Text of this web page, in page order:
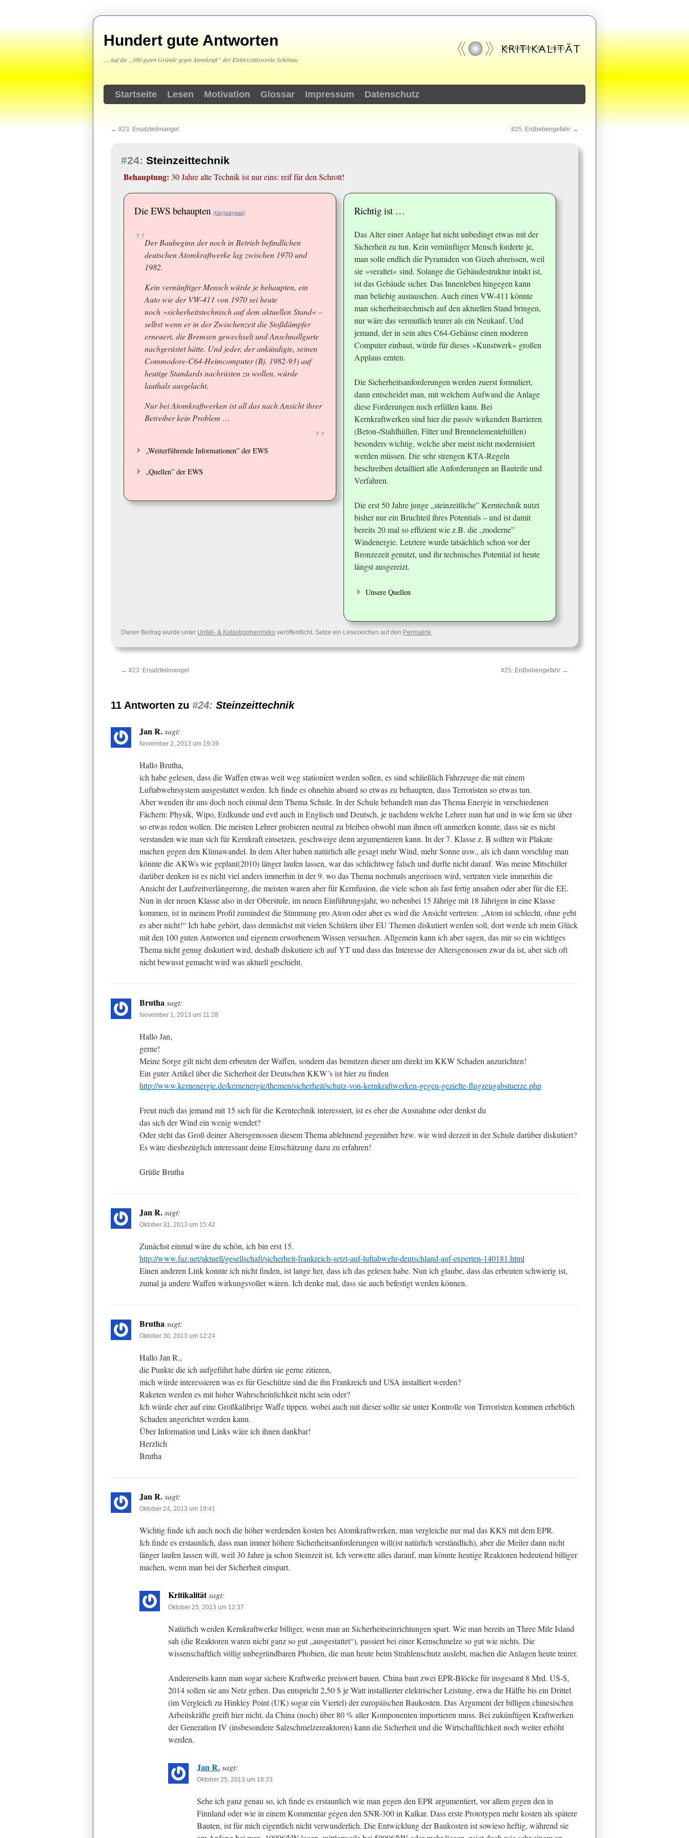
Hundert gute Antworten
… auf die „100 guten Gründe gegen Atomkraft” der Elektrizitätswerke Schönau
Springe
Inhalt
Startseite Lesen Motivation Glossar Impressum Datenschutz
← #23: Ersatzteilmangel #25:Erdbebengefahr →
#24: Steinzeittechnik
Behauptung: 30 Jahre alte Technik ist nur eins: reif für den Schrott!
Die EWS behaupten(Originalgrund)
Der Baubeginn der noch in Betrieb befindlichen
deutschen Atomkraftwerke lag zwischen 1970 und
1982.
Kein vernünftiger Mensch würde je behaupten, ein
Auto wie der VW-411 von 1970 sei heute
noch »sicherheitstechnisch auf dem aktuellen Stand« –
selbst wenn er in der Zwischenzeit die Stoßdämpfer
erneuert, die Bremsen gewechselt und Anschnallgurte
nachgerüstet hätte. Und jeder, der ankündigte, seinen
Commodore-C64-Heimcomputer (Bj. 1982-93) auf
heutige Standards nachrüsten zu wollen, würde
lauthals ausgelacht.
Nur bei Atomkraftwerken ist all das nach Ansicht ihrer
Betreiber kein Problem …
„Weiterführende Informationen” der EWS
„Quellen” der EWS
Richtig ist …
Das Alter einer Anlage hat nicht unbedingt etwas mit der
Sicherheit zu tun. Kein vernünftiger Mensch forderte je,
man solle endlich die Pyramiden von Gizeh abreissen, weil
sie »veraltet« sind. Solange die Gebäudestruktur intakt ist,
ist das Gebäude sicher. Das Innenleben hingegen kann
man beliebig austauschen. Auch einen VW-411 könnte
man sicherheitstechnisch auf den aktuellen Stand bringen,
nur wäre das vermutlich teurer als ein Neukauf. Und
jemand, der in sein altes C64-Gehäuse einen moderen
Computer einbaut, würde für dieses »Kunstwerk« großen
Applaus ernten.
Die Sicherheitsanforderungen werden zuerst formuliert,
dann entscheidet man, mit welchem Aufwand die Anlage
diese Forderungen noch erfüllen kann. Bei
Kernkraftwerken sind hier die passiv wirkenden Barrieren
(Beton-/Stahlhüllen, Filter und Brennelementehüllen)
besonders wichtig, welche aber meist nicht modernisiert
werden müssen. Die sehr strengen KTA-Regeln
beschreiben detailliert alle Anforderungen an Bauteile und
Verfahren.
Die erst 50 Jahre junge „steinzeitliche” Kerntechnik nutzt
bisher nur ein Bruchteil ihres Potentials – und ist damit
bereits 20 mal so effizient wie z.B. die „moderne”
Windenergie. Letztere wurde tatsächlich schon vor der
Bronzezeit genutzt, und ihr technisches Potential ist heute
längst ausgereizt.
Unsere Quellen
Dieser Beitrag wurde unter Unfall- & Katastrophenrisiko veröffentlicht. Setze ein Lesezeichen auf den Permalink.
← #23: Ersatzteilmangel #25:Erdbebengefahr →
11 Antworten zu#24: Steinzeittechnik
Jan R.sagt:
November 2, 2013 um 19:39
Hallo Brutha,
ich habe gelesen, dass die Waffen etwas weit weg stationiert werden sollen, es sind schließlich Fahrzeuge die mit einem
Luftabwehrsystem ausgestattet werden. Ich finde es ohnehin absurd so etwas zu behaupten, dass Terroristen so etwas tun.
Aber wenden ihr uns doch noch einmal dem Thema Schule. In der Schule behandelt man das Thema Energie in verschiedenen
Fächern: Physik, Wipo, Erdkunde und evtl auch in Englisch und Deutsch, je nachdem welche Lehrer man hat und in wie fern sie über
so etwas reden wollen. Die meisten Lehrer probieren neutral zu bleiben obwohl man ihnen oft anmerken konnte, dass sie es nicht
verstanden wie man sich für Kernkraft einsetzen, geschweige denn argumentieren kann. In der 7. Klasse z. B sollten wir Plakate
machen gegen den Klimawandel. In dem Alter haben natürlich alle gesagt mehr Wind, mehr Sonne usw., als ich dann vorschlug man
könnte die AKWs wie geplant(2010) länger laufen lassen, war das schlichtweg falsch und durfte nicht darauf. Was meine Mitschüler
darüber denken ist es nicht viel anders immerhin in der 9. wo das Thema nochmals angerissen wird, vertraten viele immerhin die
Ansicht der Laufzeitverlängerung, die meisten waren aber für Kernfusion, die viele schon als fast fertig ansahen oder aber für die EE.
Nun in der neuen Klasse also in der Oberstufe, im neuen Einführungsjahr, wo nebenbei 15 Jährige mit 18 Jährigen in eine Klasse
kommen, ist in meinem Profil zumindest die Stimmung pro Atom oder aber es wird die Ansicht vertreten: „Atom ist schlecht, ohne geht
es aber nicht!“ Ich habe gehört, dass demnächst mit vielen Schülern über EU Themen diskutiert werden soll, dort werde ich mein Glück
mit den 100 guten Antworten und eigenem erworbenem Wissen versuchen. Allgemein kann ich aber sagen, das mir so ein wichtiges
Thema nicht genug diskutiert wird, deshalb diskutiere ich auf YT und dass das Interesse der Altersgenossen zwar da ist, aber sich oft
nicht bewusst gemacht wird was aktuell geschieht.
Bruthasagt:
November 1, 2013 um 11:28
Hallo Jan,
gerne!
Meine Sorge gilt nicht dem erbeuten der Waffen, sondern das benutzen dieser um direkt im KKW Schaden anzurichten!
Ein guter Artikel über die Sicherheit der Deutschen KKW´s ist hier zu finden
http://www.kernenergie.de/kernenergie/themen/sicherheit/schutz-von-kernkraftwerken-gegen-gezielte-flugzeugabstuerze.php
Freut mich das jemand mit 15 sich für die Kerntechnik interessiert, ist es eher die Ausnahme oder denkst du
das sich der Wind ein wenig wendet?
Oder steht das Groß deiner Altersgenossen diesem Thema ablehnend gegenüber bzw. wie wird derzeit in der Schule darüber diskutiert?
Es wäre diesbezüglich interessant deine Einschätzung dazu zu erfahren!
Grüße Brutha
Jan R.sagt:
Oktober 31, 2013 um 15:42
Zunächst einmal wäre du schön, ich bin erst 15.
http://www.faz.net/aktuell/gesellschaft/sicherheit-frankreich-setzt-auf-luftabwehr-deutschland-auf-experten-140181.html
Einen anderen Link konnte ich nicht finden, ist lange her, dass ich das gelesen habe. Nun ich glaube, dass das erbeuten schwierig ist,
zumal ja andere Waffen wirkungsvoller wären. Ich denke mal, dass sie auch befestigt werden können.
Bruthasagt:
Oktober 30, 2013 um 12:24
Hallo Jan R.,
die Punkte die ich aufgeführt habe dürfen sie gerne zitieren,
mich würde interessieren was es für Geschütze sind die ihn Frankreich und USA installiert werden?
Raketen werden es mit hoher Wahrscheinlichkeit nicht sein oder?
Ich würde eher auf eine Großkalibrige Waffe tippen. wobei auch mit dieser sollte sie unter Kontrolle von Terroristen kommen erheblich
Schaden angerichtet werden kann.
Über Information und Links wäre ich ihnen dankbar!
Herzlich
Brutha
Jan R.sagt:
Oktober 24, 2013 um 19:41
Wichtig finde ich auch noch die höher werdenden kosten bei Atomkraftwerken, man vergleiche nur mal das KKS mit dem EPR.
Ich finde es erstaunlich, dass man immer höhere Sicherheitsanforderungen will(ist natürlich verständlich), aber die Meiler dann nicht
länger laufen lassen will, weil 30 Jahre ja schon Steinzeit ist. Ich verwette alles darauf, man könnte heutige Reaktoren bedeutend billiger
machen, wenn man bei der Sicherheit einspart.
Kritikalitätsagt:
Oktober 25, 2013 um 12:37
Natürlich werden Kernkraftwerke billiger, wenn man an Sicherheitseinrichtungen spart. Wie man bereits an Three Mile Island
sah (die Reaktoren waren nicht ganz so gut „ausgestattet“), passiert bei einer Kernschmelze so gut wie nichts. Die
wissenschaftlich völlig unbegründbaren Phobien, die man heute beim Strahlenschutz auslebt, machen die Anlagen heute teurer.
Andererseits kann man sogar sichere Kraftwerke preiswert bauen. China baut zwei EPR-Blöcke für insgesamt 8 Mrd. US-$,
2014 sollen sie ans Netz gehen. Das entspricht 2,50 $ je Watt installierter elektrischer Leistung, etwa die Hälfte bis ein Drittel
(im Vergleich zu Hinkley Point (UK) sogar ein Viertel) der europäischen Baukosten. Das Argument der billigen chinesischen
Arbeitskräfte greift hier nicht, da China (noch) über 80 % aller Komponenten importieren muss. Bei zukünftigen Kraftwerken
der Generation IV (insbesondere Salzschmelzereaktoren) kann die Sicherheit und die Wirtschaftlichkeit noch weiter erhöht
werden.
Jan R.sagt:
Oktober 25, 2013 um 18:33
Sehe ich ganz genau so, ich finde es erstaunlich wie man gegen den EPR argumentiert, vor allem gegen den in
Finnland oder wie in einem Kommentar gegen den SNR-300 in Kalkar. Dass erste Prototypen mehr kosten als spätere
Bauten, ist für mich eigentlich nicht verwunderlich. Die Entwicklung der Baukosten ist sowieso heftig, während sie